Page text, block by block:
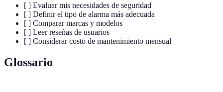
[ ] Evaluar mis necesidades de seguridad
[ ] Definir el tipo de alarma más adecuada
[ ] Comparar marcas y modelos
[ ] Leer reseñas de usuarios
[ ] Considerar costo de mantenimiento mensual
Glossario